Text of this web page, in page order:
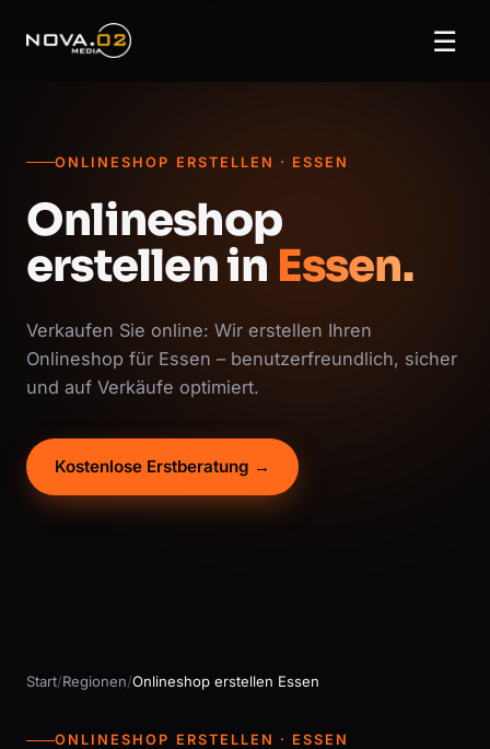
☰
ONLINESHOP ERSTELLEN · ESSEN
Onlineshop
erstellen in Essen.
Verkaufen Sie online: Wir erstellen Ihren
Onlineshop für Essen – benutzerfreundlich, sicher
und auf Verkäufe optimiert.
Kostenlose Erstberatung →
Start/Regionen/Onlineshop erstellen Essen
ONLINESHOP ERSTELLEN · ESSEN